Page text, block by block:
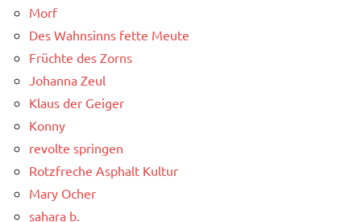
Morf
Des Wahnsinns fette Meute
Früchte des Zorns
Johanna Zeul
Klaus der Geiger
Konny
revolte springen
Rotzfreche Asphalt Kultur
Mary Ocher
sahara b.